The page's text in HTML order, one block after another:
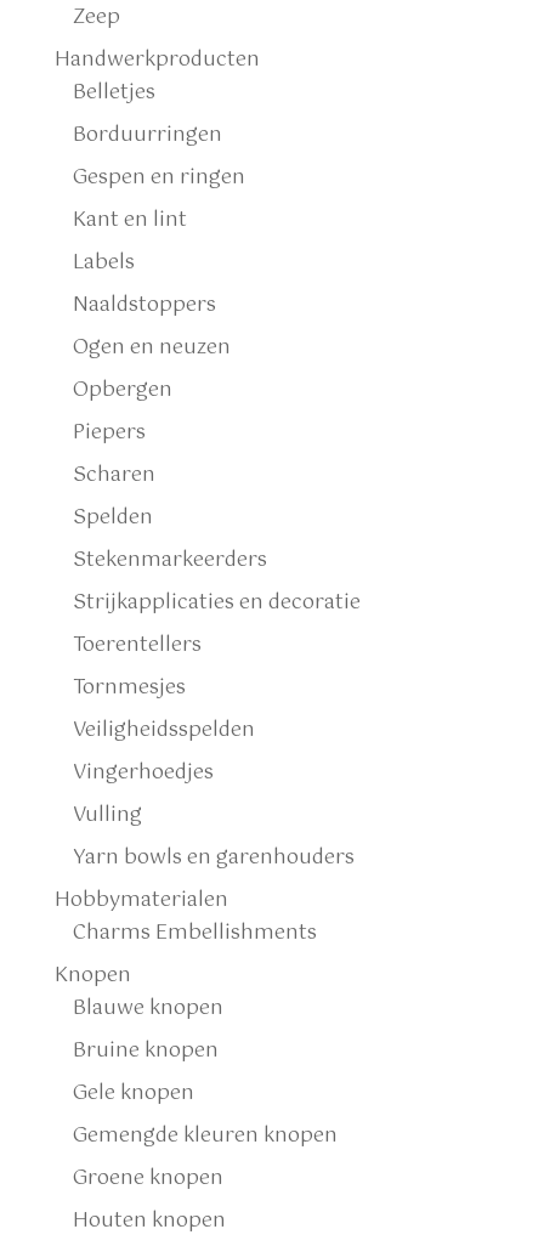
Zeep
Handwerkproducten
Belletjes
Borduurringen
Gespen en ringen
Kant en lint
Labels
Naaldstoppers
Ogen en neuzen
Opbergen
Piepers
Scharen
Spelden
Stekenmarkeerders
Strijkapplicaties en decoratie
Toerentellers
Tornmesjes
Veiligheidsspelden
Vingerhoedjes
Vulling
Yarn bowls en garenhouders
Hobbymaterialen
Charms Embellishments
Knopen
Blauwe knopen
Bruine knopen
Gele knopen
Gemengde kleuren knopen
Groene knopen
Houten knopen